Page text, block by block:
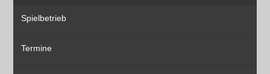
Spielbetrieb
Termine